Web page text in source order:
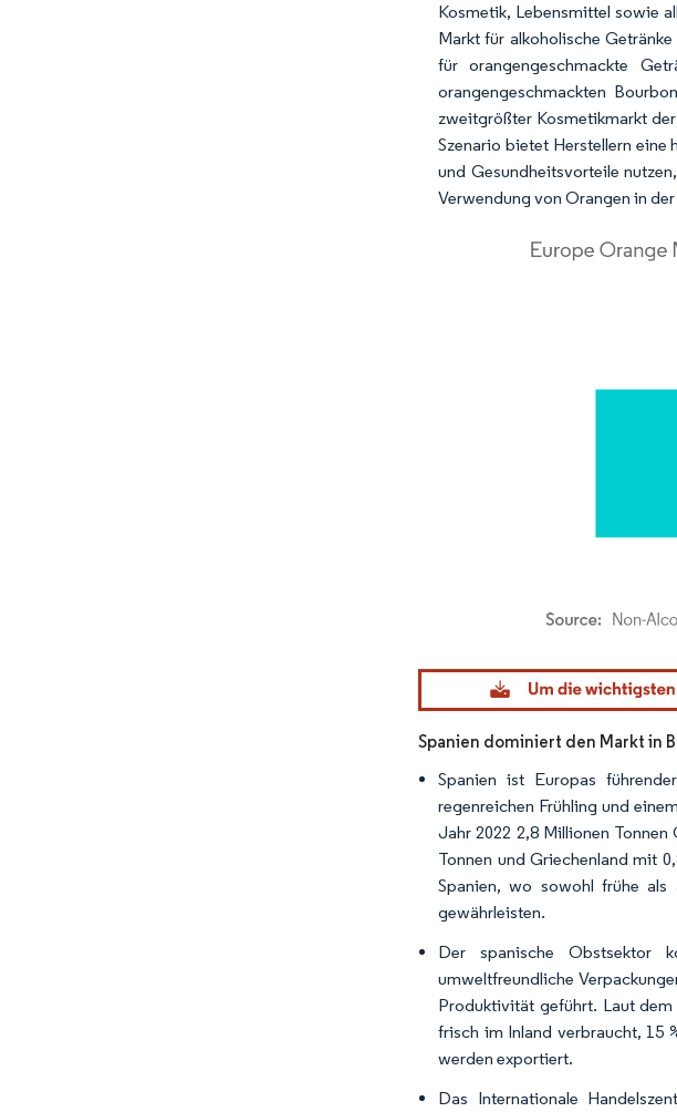
Kosmetik, Lebensmittel sowie
Markt für alkoholische
für orangengeschmackte
orangengeschmackten
zweitgrößter Kosmetikmarkt
Szenario bietet Herstellern
und Gesundheitsvorteile
Verwendung von Orangen in
Bild © Mordor Intelligence.
Spanien dominiert den Markt in
Spanien ist Europas
regenreichen Frühling und
Jahr 2022 2,8 Millionen
Tonnen und Griechenland mit
Spanien, wo sowohl frühe als
gewährleisten.
Der spanische Obstsektor
umweltfreundliche
Produktivität geführt. Laut
frisch im Inland verbraucht, 15
werden exportiert.
Das Internationale